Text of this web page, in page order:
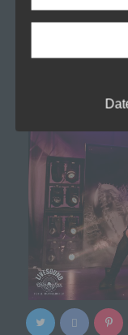
Daten mit
e)
Profiling
darin
Daten
Person
um
Vorlieben,